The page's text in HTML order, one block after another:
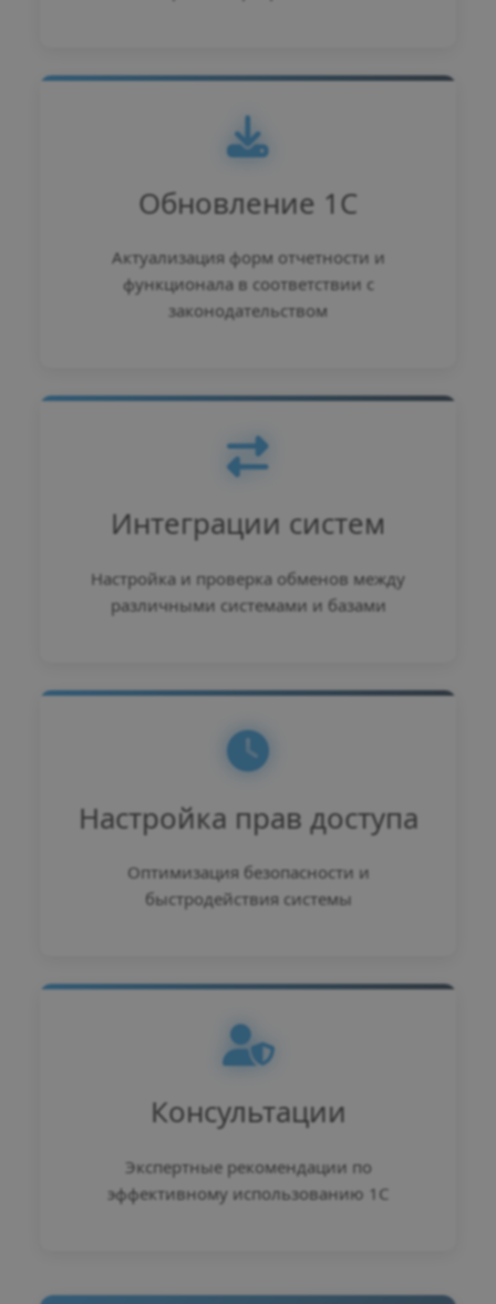
Обновление 1С
Актуализация форм отчетности и
функционала в соответствии с
законодательством
Интеграции систем
Настройка и проверка обменов между
различными системами и базами
Настройка прав доступа
Оптимизация безопасности и
быстродействия системы
Консультации
Экспертные рекомендации по
эффективному использованию 1С